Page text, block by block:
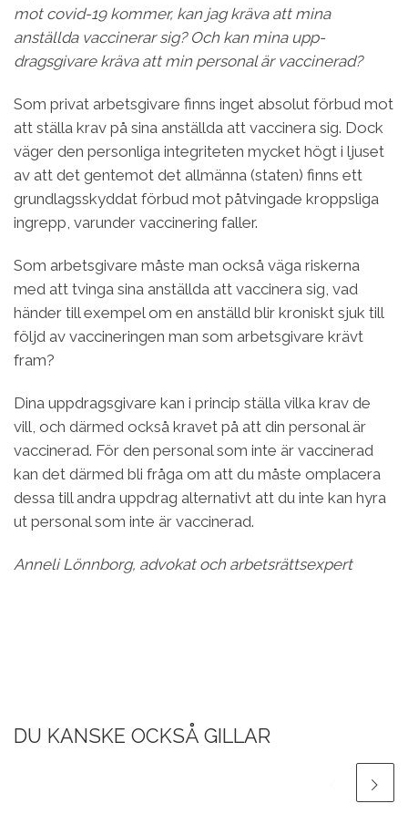
mot covid-19 kommer, kan jag kräva att mina
anställda vaccinerar sig? Och kan mina upp­
dragsgivare kräva att min personal är vaccinerad?
Som privat arbetsgivare finns inget absolut förbud mot
att ställa krav på sina anställda att vac­cinera sig. Dock
väger den personliga integriteten mycket högt i ljuset
av att det gentemot det allmän­na (staten) finns ett
grundlagsskyddat förbud mot påtvingade kroppsliga
ingrepp, varunder vaccine­ring faller.
Som arbetsgivare måste man också väga riskerna
med att tvinga sina anställda att vaccinera sig, vad
händer till exempel om en anställd blir kroniskt sjuk till
följd av vaccineringen man som arbetsgivare krävt
fram?
Dina uppdragsgivare kan i princip ställa vilka krav de
vill, och därmed också kravet på att din personal är
vaccinerad. För den personal som inte är vaccinerad
kan det därmed bli fråga om att du måste omplacera
dessa till andra uppdrag alternativt att du inte kan hyra
ut personal som inte är vaccinerad.
Anneli Lönnborg, advokat och arbetsrättsexpert
DU KANSKE OCKSÅ GILLAR